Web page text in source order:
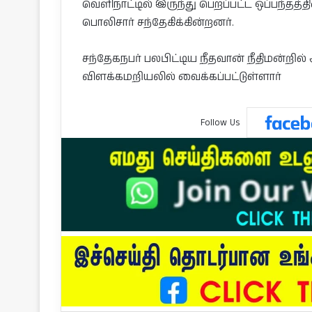
வெளிநாட்டில் இருந்து பெறப்பட்ட
பொலிசார் சந்தேகிக்கின்றனர்.
சந்தேகநபர் பலபிட்டிய நீதவான்
விளக்கமறியலில் வைக்கப்பட்டுள்ளார்
Follow Us